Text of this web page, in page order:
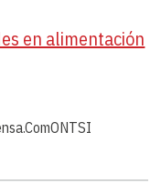
en alimentación
ONTSI